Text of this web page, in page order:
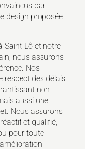
par
design proposée
Saint-Lô et notre
nous assurons
Nos
respect des délais
non
aussi une
Nous assurons
et qualifié,
pour toute